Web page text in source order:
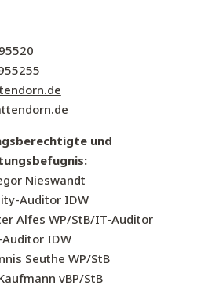
und
Nieswandt
Auditor IDW
Alfes WP/StB/IT-Auditor
IDW
Seuthe WP/StB
vBP/StB